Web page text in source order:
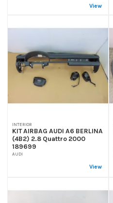
View
INTERIOR
KIT AIRBAG AUDI A6 BERLINA
(4B2) 2.8 Quattro 2000
189699
AUDI
View